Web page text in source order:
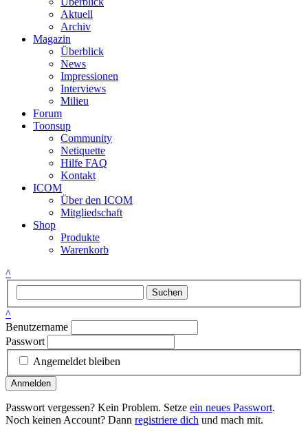
Aktuell
Archiv
Magazin
Überblick
News
Impressionen
Interviews
Milieu
Forum
Toonsup
Community
Netiquette
Hilfe FAQ
Kontakt
ICOM
Über den ICOM
Mitgliedschaft
Shop
Produkte
Warenkorb
^
Suchen
^
Benutzername
Passwort
Angemeldet bleiben
Anmelden
Passwort vergessen? Kein Problem. Setze ein neues Passwort.
Noch keinen Account? Dann registriere dich und mach mit.